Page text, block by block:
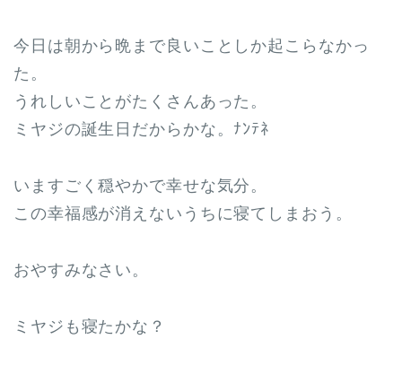
今日は朝から晩まで良いことしか起こらなかっ
た。
うれしいことがたくさんあった。
ミヤジの誕生日だからかな。ﾅﾝﾃﾈ
いますごく穏やかで幸せな気分。
この幸福感が消えないうちに寝てしまおう。
おやすみなさい。
ミヤジも寝たかな？